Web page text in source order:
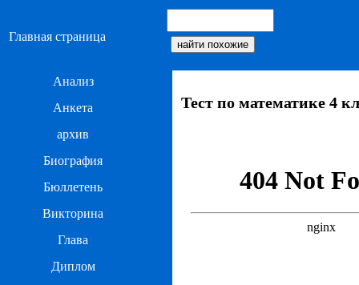
Главная страница
Анализ
Анкета
архив
Биография
Бюллетень
Викторина
Глава
Диплом
Тест по математике 4